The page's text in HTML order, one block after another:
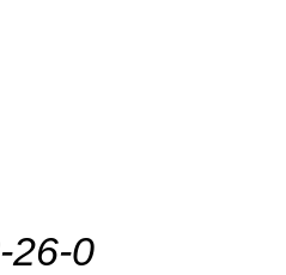
26-0